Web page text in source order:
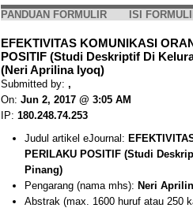
PANDUAN FORMULIR ISI
EFEKTIVITAS KOMUNIKASI
POSITIF (Studi Deskriptif Di
(Neri Aprilina Iyoq)
Submitted by: ,
On: Jun 2, 2017 @ 3:05 AM
IP: 180.248.74.253
Judul artikel eJournal:
PERILAKU POSITIF (Studi
Pinang)
Pengarang (nama mhs): Neri
Abstrak (max. 1600 huruf atau 250